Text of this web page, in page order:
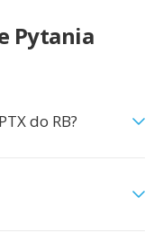
Pytania
do RB?